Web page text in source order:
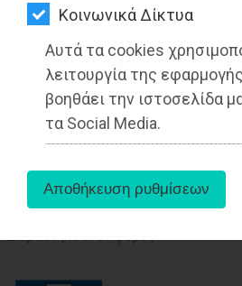
Kοινωνικά Δίκτυα
Αυτά τα cookies
λειτουργία της
βοηθάει την ιστοσελίδα
τα Social Media.
ΨΙΘΥΡΟΙ
ΑΠΟΣΤΟΛΗ
ΑΡΘΡΩΝ
Στέλιος Γεραμάνης:
αριθμ. 115-2021
Δημοτικού
«The Cargo Project»
Διαβάστηκε 5785 φορές